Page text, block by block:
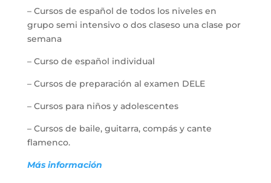
– Cursos de español de todos los niveles en
grupo semi intensivo o dos claseso una clase por
semana
– Curso de español individual
– Cursos de preparación al examen DELE
– Cursos para niños y adolescentes
– Cursos de baile, guitarra, compás y cante
flamenco.
Más información